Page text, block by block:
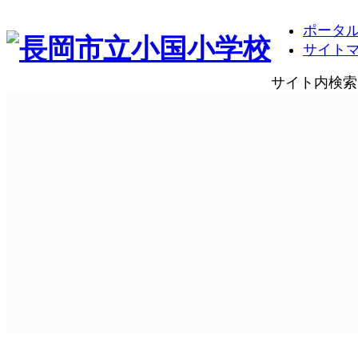
ポータ
サイト
サイト内検索